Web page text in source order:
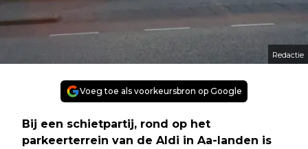
Redactie
Voeg toe als voorkeursbron op Google
Bij een schietpartij, rond op het
parkeerterrein van de Aldi in Aa-landen is